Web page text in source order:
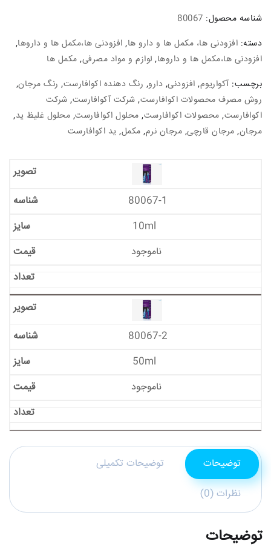
شناسه محصول: 80067
دسته: افزودنی ها، مکمل ها و دارو ها, افزودنی ها،مکمل ها و داروها,
افزودنی ها،مکمل ها و داروها, لوازم و مواد مصرفی, مکمل ها
برچسب: آکواریوم, افزودنی, دارو, رنگ دهنده اکوافارست, رنگ مرجان,
روش مصرف محصولات اکوافارست, شرکت آکوافارست, شرکت
اکوافارست, محصولات اکوافارست, محلول اکوافارست, محلول غلیظ ید,
مرجان, مرجان قارچی, مرجان نرم, مکمل, ید اکوافارست
80067-1
10ml
ناموجود
80067-2
50ml
ناموجود
توضیحات
توضیحات تکمیلی
نظرات (0)
توضیحات